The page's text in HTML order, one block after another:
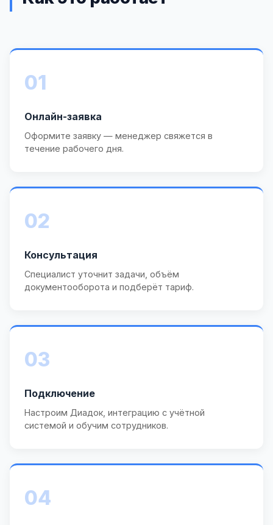
01
Онлайн-заявка
Оформите заявку — менеджер свяжется в
течение рабочего дня.
02
Консультация
Специалист уточнит задачи, объём
документооборота и подберёт тариф.
03
Подключение
Настроим Диадок, интеграцию с учётной
системой и обучим сотрудников.
04